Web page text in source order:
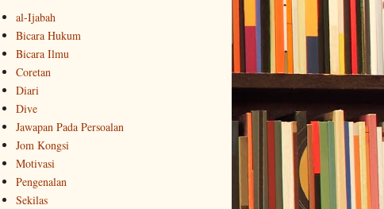
al-Ijabah
Bicara Hukum
Bicara Ilmu
Coretan
Diari
Dive
Jawapan Pada Persoalan
Jom Kongsi
Motivasi
Pengenalan
Sekilas